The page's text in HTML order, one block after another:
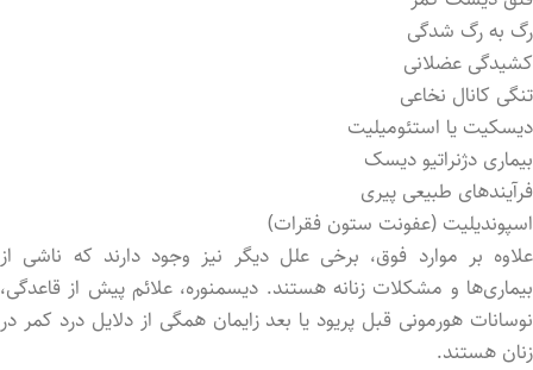
رگ به رگ شدگی
کشیدگی عضلانی
تنگی کانال نخاعی
دیسکیت یا استئومیلیت
بیماری دژنراتیو دیسک
فرآیندهای طبیعی پیری
اسپوندیلیت (عفونت ستون فقرات)
علاوه بر موارد فوق، برخی علل دیگر نیز وجود دارند که ناشی از
بیماری‌ها و مشکلات زنانه هستند. دیسمنوره، علائم پیش از قاعدگی،
نوسانات هورمونی قبل پریود یا بعد زایمان همگی از دلایل درد کمر در
زنان هستند.